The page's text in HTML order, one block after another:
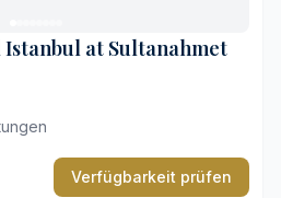
Istanbul at Sultanahmet
Verfügbarkeit prüfen